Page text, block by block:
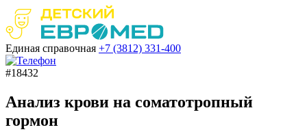
Единая справочная +7 (3812) 331-400
#18432
Анализ крови на соматотропный
гормон